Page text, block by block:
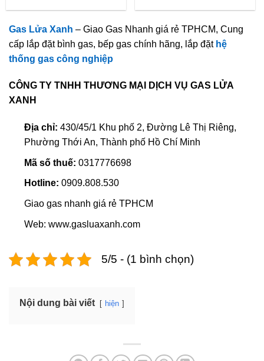
Gas Lửa Xanh – Giao Gas Nhanh giá rẻ TPHCM, Cung
cấp lắp đặt bình gas, bếp gas chính hãng, lắp đặt hệ
thống gas công nghiệp
CÔNG TY TNHH THƯƠNG MẠI DỊCH VỤ GAS LỬA
XANH
Địa chỉ: 430/45/1 Khu phố 2, Đường Lê Thị Riêng,
Phường Thới An, Thành phố Hồ Chí Minh
Mã số thuế: 0317776698
Hotline: 0909.808.530
Giao gas nhanh giá rẻ TPHCM
Web: www.gasluaxanh.com
5/5 - (1 bình chọn)
Nội dung bài viết hiện